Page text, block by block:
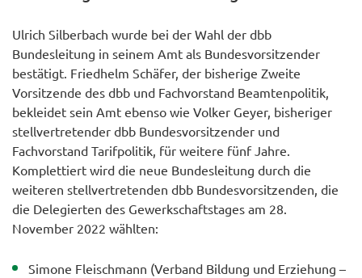
Ulrich Silberbach wurde bei der Wahl der dbb
Bundesleitung in seinem Amt als Bundesvorsitzender
bestätigt. Friedhelm Schäfer, der bisherige Zweite
Vorsitzende des dbb und Fachvorstand Beamtenpolitik,
bekleidet sein Amt ebenso wie Volker Geyer, bisheriger
stellvertretender dbb Bundesvorsitzender und
Fachvorstand Tarifpolitik, für weitere fünf Jahre.
Komplettiert wird die neue Bundesleitung durch die
weiteren stellvertretenden dbb Bundesvorsitzenden, die
die Delegierten des Gewerkschaftstages am 28.
November 2022 wählten:
Simone Fleischmann (Verband Bildung und Erziehung –